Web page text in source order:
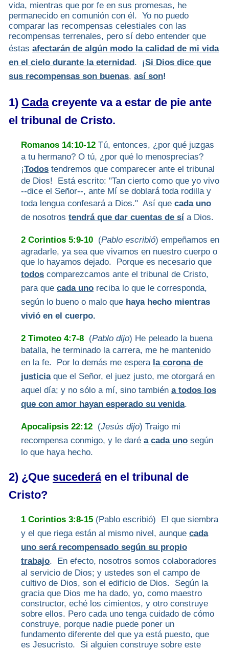
vida, mientras que por fe en sus promesas, he
permanecido en comunión con él. Yo no puedo
comparar las recompensas celestiales con las
recompensas terrenales, pero sí debo entender que
éstas afectarán de algún modo la calidad de mi vida
en el cielo durante la eternidad. ¡Si Dios dice que
sus recompensas son buenas, así son!
1) Cadacreyente va a estar de pie ante
el tribunal de Cristo.
Romanos 14:10-12 Tú, entonces, ¿por qué juzgas
a tu hermano? O tú, ¿por qué lo menosprecias?
¡Todos tendremos que comparecer ante el tribunal
de Dios! Está escrito: "Tan cierto como que yo vivo
--dice el Señor--, ante Mí se doblará toda rodilla y
toda lengua confesará a Dios." Así que cada uno
de nosotros tendrá que dar cuentas de sí a Dios.
2 Corintios 5:9-10 (Pablo escribió) empeñamos en
agradarle, ya sea que vivamos en nuestro cuerpo o
que lo hayamos dejado. Porque es necesario que
todos comparezcamos ante el tribunal de Cristo,
para que cada uno reciba lo que le corresponda,
según lo bueno o malo que haya hecho mientras
vivió en el cuerpo.
2 Timoteo 4:7-8 (Pablo dijo) He peleado la buena
batalla, he terminado la carrera, me he mantenido
en la fe. Por lo demás me espera la corona de
justiciaque el Señor, el juez justo, me otorgará en
aquel día; y no sólo a mí, sino también a todos los
que con amor hayan esperado su venida.
Apocalipsis 22:12 (Jesús dijo) Traigo mi
recompensa conmigo, y le daré a cada uno según
lo que haya hecho.
2) ¿Que sucederáen el tribunal de
Cristo?
1 Corintios 3:8-15 (Pablo escribió) El que siembra
y el que riega están al mismo nivel, aunque cada
uno será recompensado según su propio
trabajo. En efecto, nosotros somos colaboradores
al servicio de Dios; y ustedes son el campo de
cultivo de Dios, son el edificio de Dios. Según la
gracia que Dios me ha dado, yo, como maestro
constructor, eché los cimientos, y otro construye
sobre ellos. Pero cada uno tenga cuidado de cómo
construye, porque nadie puede poner un
fundamento diferente del que ya está puesto, que
es Jesucristo. Si alguien construye sobre este